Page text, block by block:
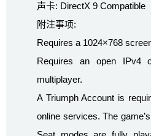
声卡: DirectX 9 Compatible
附注事项:
Requires a 1024×768
Requires an open IPv4
multiplayer.
A Triumph Account is
online services. The